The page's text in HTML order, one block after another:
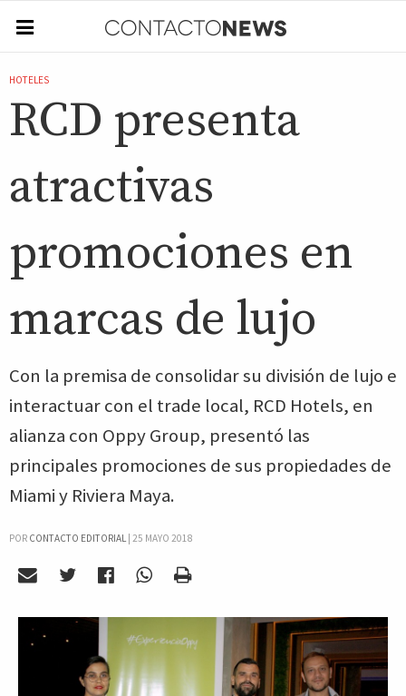
HOTELES
RCD presenta
atractivas
promociones en
marcas de lujo
Con la premisa de consolidar su división de lujo e
interactuar con el trade local, RCD Hotels, en
alianza con Oppy Group, presentó las
principales promociones de sus propiedades de
Miami y Riviera Maya.
POR CONTACTO EDITORIAL| 25 MAYO 2018